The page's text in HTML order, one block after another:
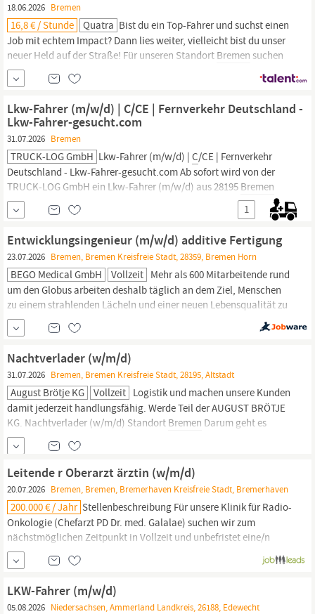
18.06.2026 Bremen
16,8 € / Stunde Quatra Bist du ein Top-Fahrer und suchst einen
Job mit echtem Impact? Dann lies weiter, vielleicht bist du unser
neuer Held auf der Straße! Für unseren Standort Bremen suchen
wir bei QUATRA Deutschland motivierte und freundliche B und
Fahrer (m/w/d). Du fährst mit unseren modernen LKWs, hast eine
feste Kundenroute und bist damit das
Lkw-Fahrer (m/w/d) | C/CE | Fernverkehr Deutschland -
Lkw-Fahrer-gesucht.com
31.07.2026 Bremen
TRUCK-LOG GmbH Lkw-Fahrer (m/w/d) | C/CE | Fernverkehr
Deutschland - Lkw-Fahrer-gesucht.com Ab sofort wird von der
TRUCK-LOG GmbH ein Lkw-Fahrer (m/w/d) aus 28195 Bremen
und Umgebung gesucht. In einer Minute bewerben --> https:/lkw-
fahrer-gesucht.comalleskralle/ TRUCK-LOG GmbH Wir sind ein
junges, mittelständisches Unternehmen mit familiärer...
1
Entwicklungsingenieur (m/w/d) additive Fertigung
23.07.2026 Bremen, Bremen Kreisfreie Stadt, 28359, Bremen Horn
BEGO Medical GmbH Vollzeit Mehr als 600 Mitarbeitende rund
um den Globus arbeiten deshalb täglich an dem Ziel, Menschen
zu einem strahlenden Lächeln und einer neuen Lebensqualität zu
verhelfen. Gestalte mit uns den Zukunftsmarkt der
Zahngesundheit! Zur Verstärkung unseres Teams suchen wir am
einen Entwicklungsingenieur (m/w/d)
Nachtverlader (w/m/d)
31.07.2026 Bremen, Bremen Kreisfreie Stadt, 28195, Altstadt
August Brötje KG Vollzeit Logistik und machen unsere Kunden
damit jederzeit handlungsfähig. Werde Teil der AUGUST BRÖTJE
KG. Nachtverlader (w/m/d) Standort Bremen Darum geht es
konkret: Beladen unserer LKWs unter Beachtung erforderlicher
Sicherheitsvorkehrungen Unterstützung bei logistischen
Prozessen Stapler fahren Rangieren der LKWs auf dem
Firmengelände Wir wünschen uns von...
Leitende r Oberarzt ärztin (w/m/d)
20.07.2026 Bremen, Bremen, Bremerhaven Kreisfreie Stadt, Bremerhaven
200.000 € / Jahr Stellenbeschreibung Für unsere Klinik für Radio-
Onkologie (Chefarzt PD Dr. med. Galalae) suchen wir zum
nächstmöglichen Zeitpunkt in Vollzeit und unbefristet eine/n
Leitende r Oberarzt ärztin (w/m/d). Die Klinik verfügt über zwei
neue Linearbeschleuniger, das optische
Oberflächenerkennungssystem
HDR‑Afterloadingeinheit mit
LKW-Fahrer (m/w/d)
05.08.2026 Niedersachsen, Ammerland Landkreis, 26188, Edewecht